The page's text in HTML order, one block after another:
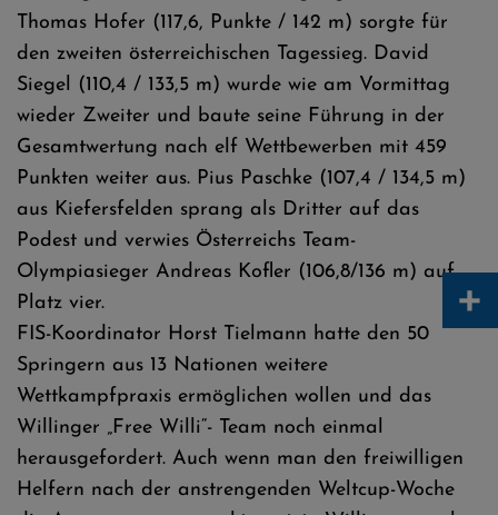
Thomas Hofer (117,6, Punkte / 142 m) sorgte für
den zweiten österreichischen Tagessieg. David
Siegel (110,4 / 133,5 m) wurde wie am Vormittag
wieder Zweiter und baute seine Führung in der
Gesamtwertung nach elf Wettbewerben mit 459
Punkten weiter aus. Pius Paschke (107,4 / 134,5 m)
aus Kiefersfelden sprang als Dritter auf das
Podest und verwies Österreichs Team-
Olympiasieger Andreas Kofler (106,8/136 m) auf
Platz vier.
FIS-Koordinator Horst Tielmann hatte den 50
Springern aus 13 Nationen weitere
Wettkampfpraxis ermöglichen wollen und das
Willinger „Free Willi“- Team noch einmal
herausgefordert. Auch wenn man den freiwilligen
Helfern nach der anstrengenden Weltcup-Woche
+